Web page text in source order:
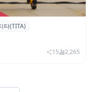
에 등장한 바퀴
타(TITA)
15 2,265